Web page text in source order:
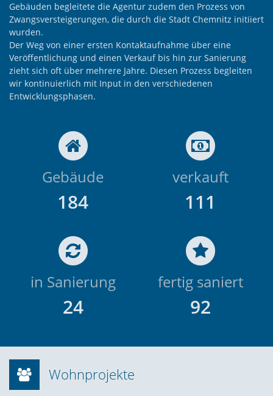
Gebäuden begleitete die Agentur zudem den Prozess von
Zwangsversteigerungen, die durch die Stadt Chemnitz initiiert
wurden.
Der Weg von einer ersten Kontaktaufnahme über eine
Veröffentlichung und einen Verkauf bis hin zur Sanierung
zieht sich oft über mehrere Jahre. Diesen Prozess begleiten
wir kontinuierlich mit Input in den verschiedenen
Entwicklungsphasen.
Gebäude
190
verkauft
115
in Sanierung
25
fertig saniert
95
Wohnprojekte